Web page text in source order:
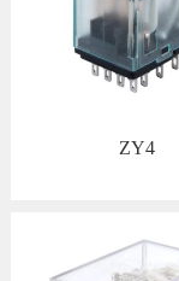
ZY4